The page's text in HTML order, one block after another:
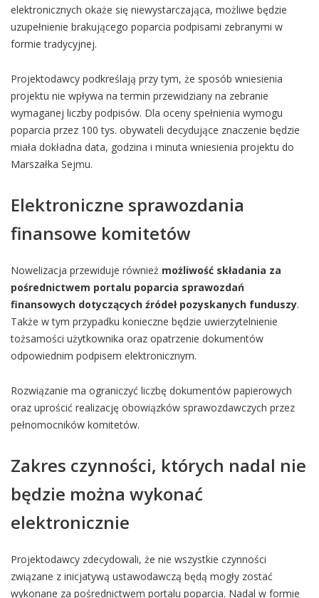
elektronicznych okaże się niewystarczająca, możliwe będzie
uzupełnienie brakującego poparcia podpisami zebranymi w
formie tradycyjnej.
Projektodawcy podkreślają przy tym, że sposób wniesienia
projektu nie wpływa na termin przewidziany na zebranie
wymaganej liczby podpisów. Dla oceny spełnienia wymogu
poparcia przez 100 tys. obywateli decydujące znaczenie będzie
miała dokładna data, godzina i minuta wniesienia projektu do
Marszałka Sejmu.
Elektroniczne sprawozdania
finansowe komitetów
Nowelizacja przewiduje również możliwość składania za
pośrednictwem portalu poparcia sprawozdań
finansowych dotyczących źródeł pozyskanych funduszy.
Także w tym przypadku konieczne będzie uwierzytelnienie
tożsamości użytkownika oraz opatrzenie dokumentów
odpowiednim podpisem elektronicznym.
Rozwiązanie ma ograniczyć liczbę dokumentów papierowych
oraz uprościć realizację obowiązków sprawozdawczych przez
pełnomocników komitetów.
Zakres czynności, których nadal nie
będzie można wykonać
elektronicznie
Projektodawcy zdecydowali, że nie wszystkie czynności
związane z inicjatywą ustawodawczą będą mogły zostać
wykonane za pośrednictwem portalu poparcia. Nadal w formie